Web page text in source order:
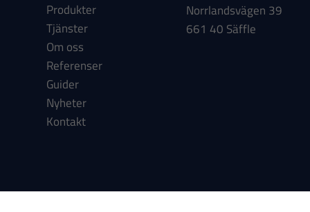
Produkter
Tjänster
Om oss
Referenser
Guider
Nyheter
Kontakt
Norrlandsvägen 39
661 40 Säffle
Om cookies Integritetspolicy